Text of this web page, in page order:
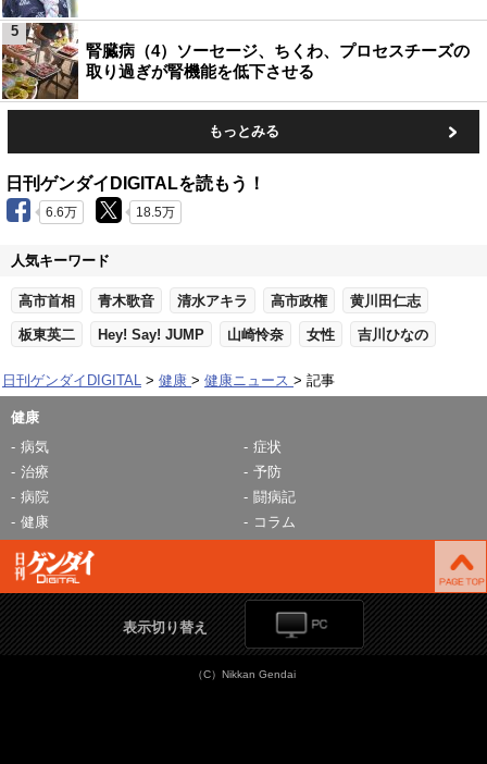
腎臓病（4）ソーセージ、ちくわ、プロセスチーズの
取り過ぎが腎機能を低下させる
5
もっとみる
日刊ゲンダイDIGITALを読もう！
6.6万 18.5万
人気キーワード
高市首相 青木歌音 清水アキラ 高市政権 黄川田仁志
板東英二 Hey! Say! JUMP 山崎怜奈 女性 吉川ひなの
日刊ゲンダイDIGITAL 健康 健康ニュース 記事
健康
病気
症状
治療
予防
病院
闘病記
健康
コラム
表示切り替え
（C）Nikkan Gendai